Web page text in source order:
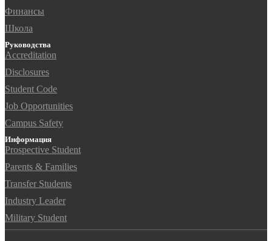
Финансы
Школа
Руководства
Accreditation
Disclosures
Student Code
Job Opportunities
Campus Safety
Информация
Prospective Student
Parents & Families
Transfer Students
Industry Leader
Military Student